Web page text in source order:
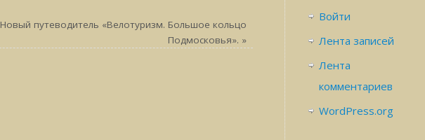
Новый путеводитель «Велотуризм. Большое кольцо
Подмосковья». »
Войти
Лента записей
Лента
комментариев
WordPress.org